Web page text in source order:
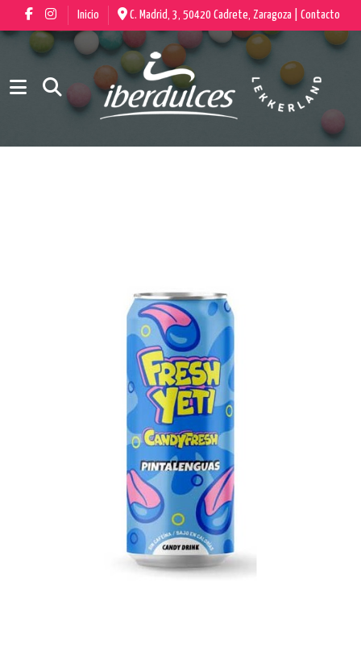
Inicio C. Madrid, 3, 50420 Cadrete, Zaragoza | Contacto